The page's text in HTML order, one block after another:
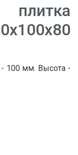
100 мм. Высота -